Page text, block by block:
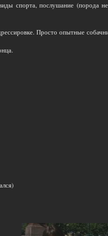
спорта, послушание (порода
Просто опытные